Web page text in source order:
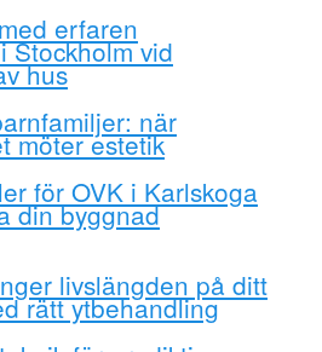
erfaren
Stockholm vid
hus
när
möter estetik
för OVK i Karlskoga
din byggnad
livslängden på ditt
rätt ytbehandling